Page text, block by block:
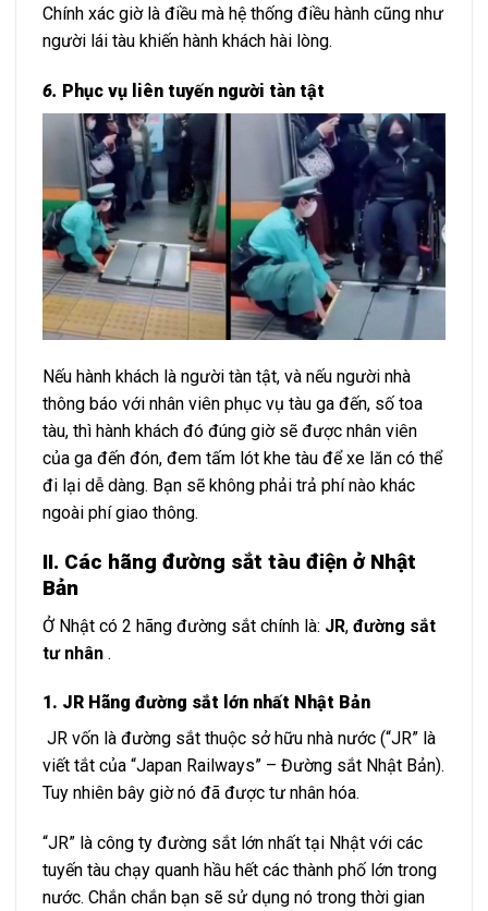
Chính xác giờ là điều mà hệ thống điều hành cũng như
người lái tàu khiến hành khách hài lòng.
6. Phục vụ liên tuyến người tàn tật
Nếu hành khách là người tàn tật, và nếu người nhà
thông báo với nhân viên phục vụ tàu ga đến, số toa
tàu, thì hành khách đó đúng giờ sẽ được nhân viên
của ga đến đón, đem tấm lót khe tàu để xe lăn có thể
đi lại dễ dàng. Bạn sẽ không phải trả phí nào khác
ngoài phí giao thông.
II. Các hãng đường sắt tàu điện ở Nhật
Bản
Ở Nhật có 2 hãng đường sắt chính là: JR, đường sắt
tư nhân .
1. JR Hãng đường sắt lớn nhất Nhật Bản
JR vốn là đường sắt thuộc sở hữu nhà nước (“JR” là
viết tắt của “Japan Railways” – Đường sắt Nhật Bản).
Tuy nhiên bây giờ nó đã được tư nhân hóa.
“JR” là công ty đường sắt lớn nhất tại Nhật với các
tuyến tàu chạy quanh hầu hết các thành phố lớn trong
nước. Chắn chắn bạn sẽ sử dụng nó trong thời gian